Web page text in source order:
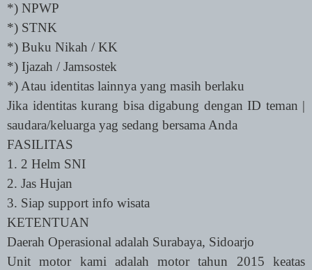
*) NPWP
*) STNK
*) Buku Nikah / KK
*) Ijazah / Jamsostek
*) Atau identitas lainnya yang masih berlaku
Jika identitas kurang bisa digabung dengan ID teman |
saudara/keluarga yag sedang bersama Anda
FASILITAS
1. 2 Helm SNI
2. Jas Hujan
3. Siap support info wisata
KETENTUAN
Daerah Operasional adalah Surabaya, Sidoarjo
Unit motor kami adalah motor tahun 2015 keatas